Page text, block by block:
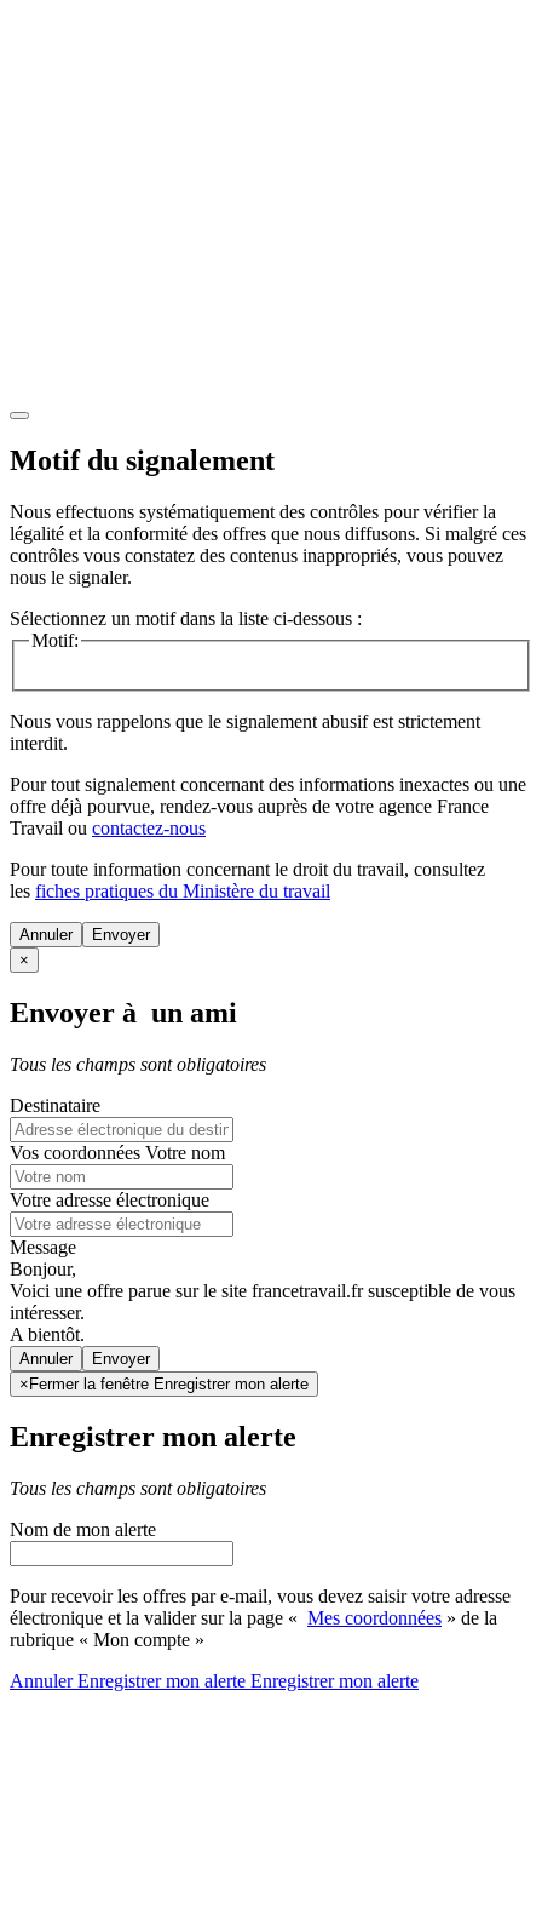
Motif du signalement
Nous effectuons systématiquement des contrôles pour vérifier la
légalité et la conformité des offres que nous diffusons. Si malgré ces
contrôles vous constatez des contenus inappropriés, vous pouvez
nous le signaler.
Sélectionnez un motif dans la liste ci-dessous :
Motif:
Nous vous rappelons que le signalement abusif est strictement
interdit.
Pour tout signalement concernant des informations inexactes ou une
offre déjà pourvue, rendez-vous auprès de votre agence France
Travail ou contactez-nous
Pour toute information concernant le droit du travail, consultez
les fiches pratiques du Ministère du travail
Annuler
×
Envoyer à un ami
Tous les champs sont obligatoires
Destinataire
Vos coordonnées Votre nom
Votre adresse électronique
Message
Bonjour,
Voici une offre parue sur le site francetravail.fr susceptible de vous
intéresser.
A bientôt.
Annuler
× Fermer la fenêtre Enregistrer mon alerte
Enregistrer mon alerte
Tous les champs sont obligatoires
Nom de mon alerte
Pour recevoir les offres par e-mail, vous devez saisir votre adresse
électronique et la valider sur la page « Mes coordonnées » de la
rubrique « Mon compte »
AnnulerEnregistrer mon alerte Enregistrermon alerte